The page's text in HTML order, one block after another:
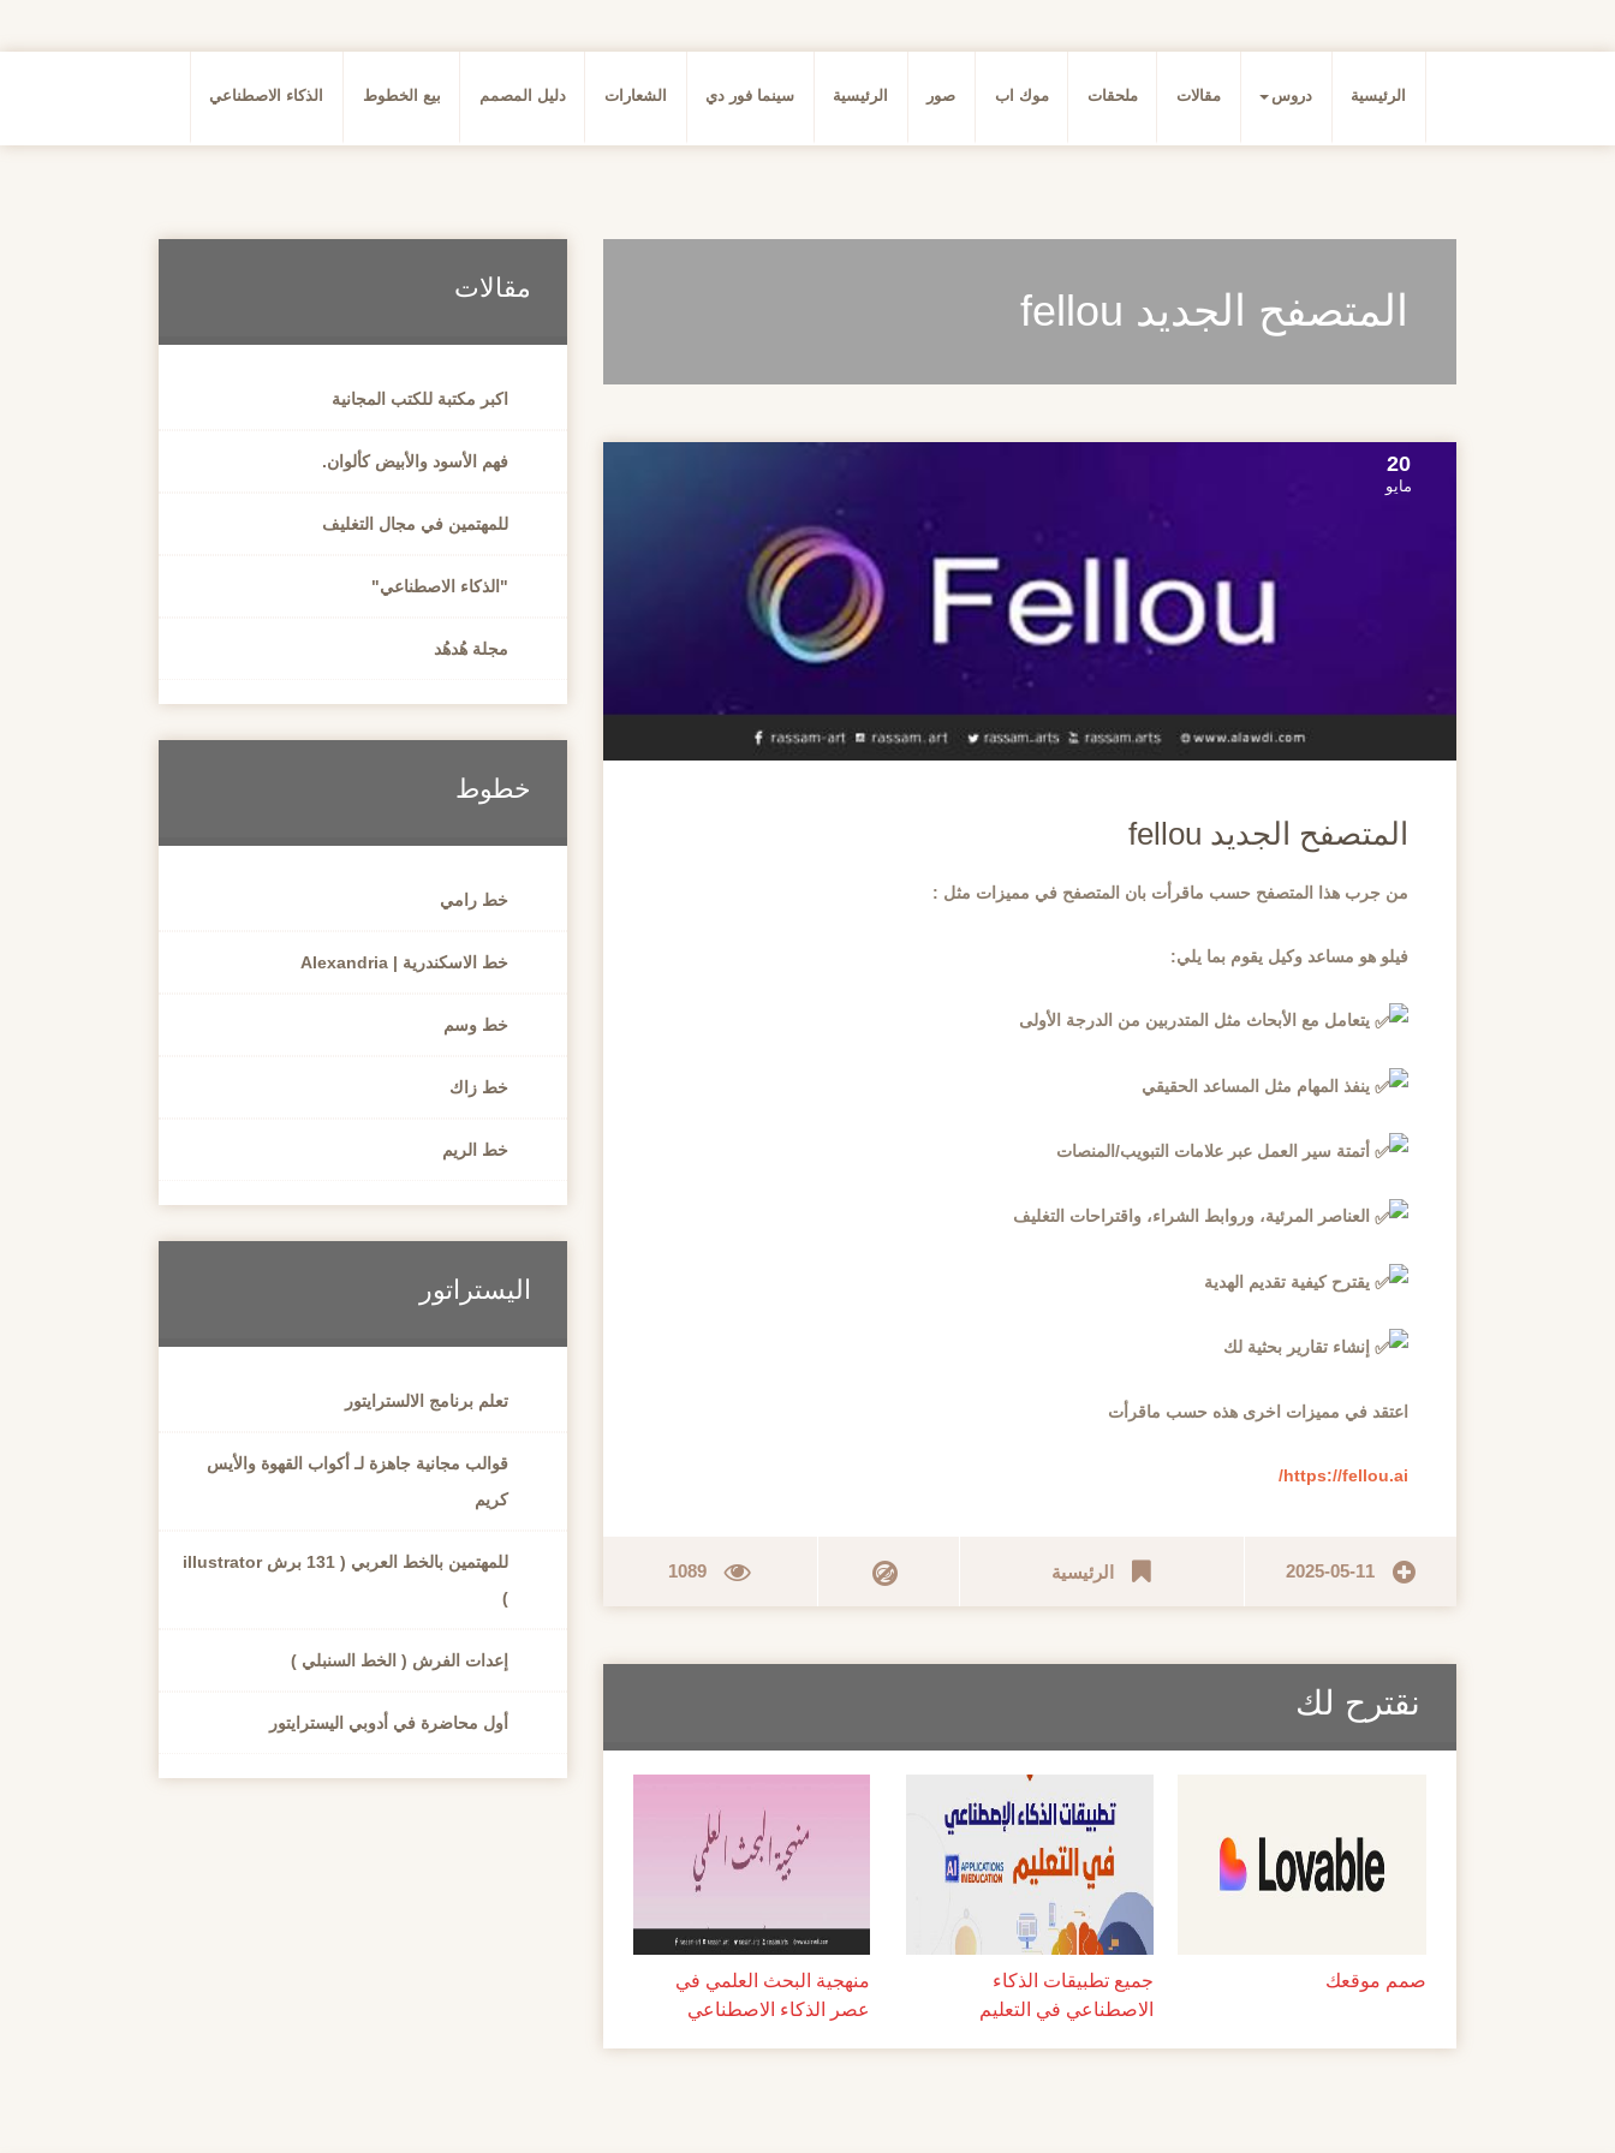
الرئيسية دروس مقالات ملحقات موك اب صور الرئيسية سينما فور دي الشعارات دليل المصمم بيع الخطوط الذكاء الاصطناعي
المتصفح الجديد fellou
20
مايو
المتصفح الجديد fellou
من جرب هذا المتصفح حسب ماقرأت بان المتصفح في مميزات مثل :
فيلو هو مساعد وكيل يقوم بما يلي:
يتعامل مع الأبحاث مثل المتدربين من الدرجة الأولى
ينفذ المهام مثل المساعد الحقيقي
أتمتة سير العمل عبر علامات التبويب/المنصات
العناصر المرئية، وروابط الشراء، واقتراحات التغليف
يقترح كيفية تقديم الهدية
إنشاء تقارير بحثية لك
اعتقد في مميزات اخرى هذه حسب ماقرأت
https://fellou.ai/
2025-05-11 الرئيسية 1089
نقترح لك
صمم موقعك
جميع تطبيقات الذكاء
الاصطناعي في التعليم
منهجية البحث العلمي في
عصر الذكاء الاصطناعي
مقالات
اكبر مكتبة للكتب المجانية
فهم الأسود والأبيض كألوان.
للمهتمين في مجال التغليف
"الذكاء الاصطناعي"
مجلة هُدهُد
خطوط
خط رامي
خط الاسكندرية | Alexandria
خط وسم
خط زاك
خط الريم
اليستراتور
تعلم برنامج الالسترايتور
قوالب مجانية جاهزة لـ أكواب القهوة والأيس
كريم
للمهتمين بالخط العربي ( 131 برش illustrator
)
إعدات الفرش ( الخط السنبلي )
أول محاضرة في أدوبي اليسترايتور